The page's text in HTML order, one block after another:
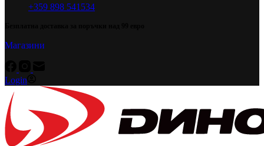
+359 898 541534
Магазини
Login